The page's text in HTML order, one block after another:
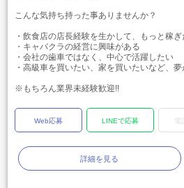
こんな気持ち持った事ありませんか？
・飲食店の店長経験を生かして、もっと稼ぎ
・キャバクラの経営に興味がある
・会社の歯車ではなく、中心で活躍したい
・高級車を買いたい、家を買いたいなど、夢
※もちろん業界未経験歓迎!!
Web応募 LINEで応募
詳細を見る